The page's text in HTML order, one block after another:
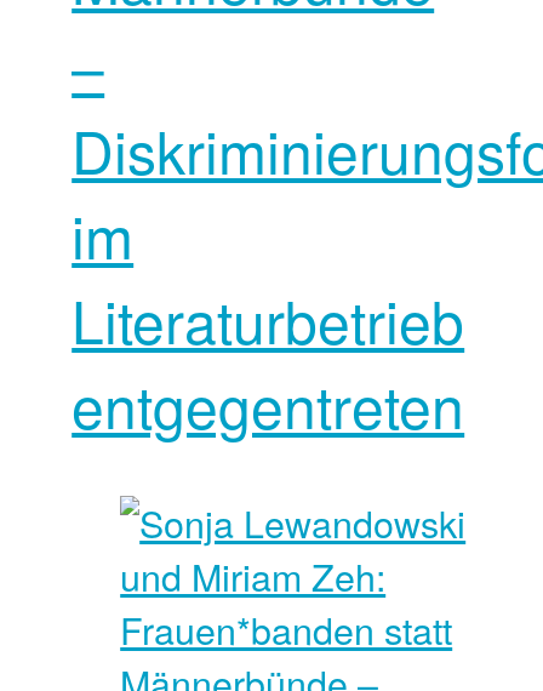
–
im
Literaturbetrieb
entgegentreten